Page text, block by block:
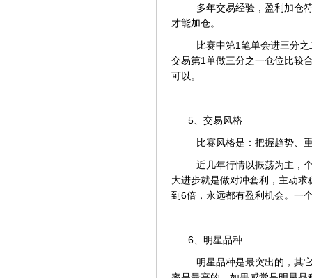
多年交易经验，盈利加仓
才能加仓。
比赛中第1笔单会进三分之
交易第1单做三分之一仓位比较
可以。
5、交易风格
比赛风格是：把握趋势、
近几年行情以振荡为主，
大进步就是做对冲套利，主动
到6倍，永远都有盈利机会。一
6、明星品种
明星品种是最突出的，其